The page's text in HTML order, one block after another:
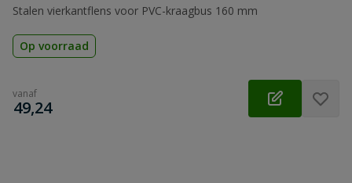
Stalen vierkantflens voor PVC-kraagbus 160 mm
Op voorraad
vanaf
€
49,24